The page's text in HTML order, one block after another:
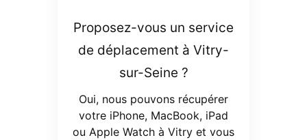
Proposez-vous un service
de déplacement à Vitry-
sur-Seine ?
Oui, nous pouvons récupérer
votre iPhone, MacBook, iPad
ou Apple Watch à Vitry et vous